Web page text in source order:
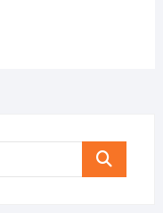
Search